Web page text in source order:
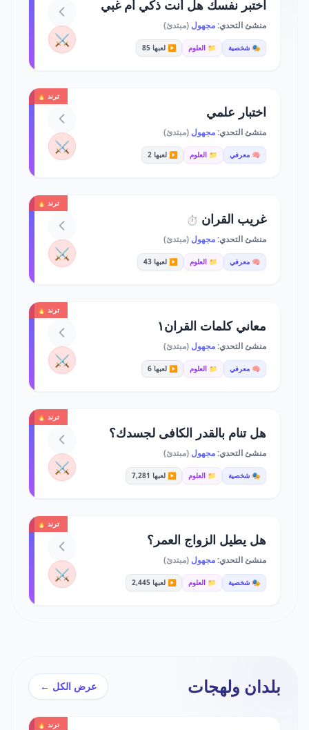
اختبر نفسك هل أنت ذكي أم غبي
منشئ التحدي:مجهول (مبتدئ)
🎭 شخصية 📁 العلوم ▶️ لعبها 85 ⚔️
ترند 🔥
اختبار علمي
منشئ التحدي:مجهول (مبتدئ)
🧠 معرفي 📁 العلوم ▶️ لعبها 2 ⚔️
ترند 🔥
غريب القران ⏱️
منشئ التحدي:مجهول (مبتدئ)
🧠 معرفي 📁 العلوم ▶️ لعبها 43 ⚔️
ترند 🔥
معاني كلمات القران١
منشئ التحدي:مجهول (مبتدئ)
🧠 معرفي 📁 العلوم ▶️ لعبها 6 ⚔️
ترند 🔥
هل تنام بالقدر الكافى لجسدك؟
منشئ التحدي:مجهول (مبتدئ)
🎭 شخصية 📁 العلوم ▶️ لعبها 7,281 ⚔️
ترند 🔥
هل يطيل الزواج العمر؟
منشئ التحدي:مجهول (مبتدئ)
🎭 شخصية 📁 العلوم ▶️ لعبها 2,445 ⚔️
بلدان ولهجات عرض الكل ←
ترند 🔥